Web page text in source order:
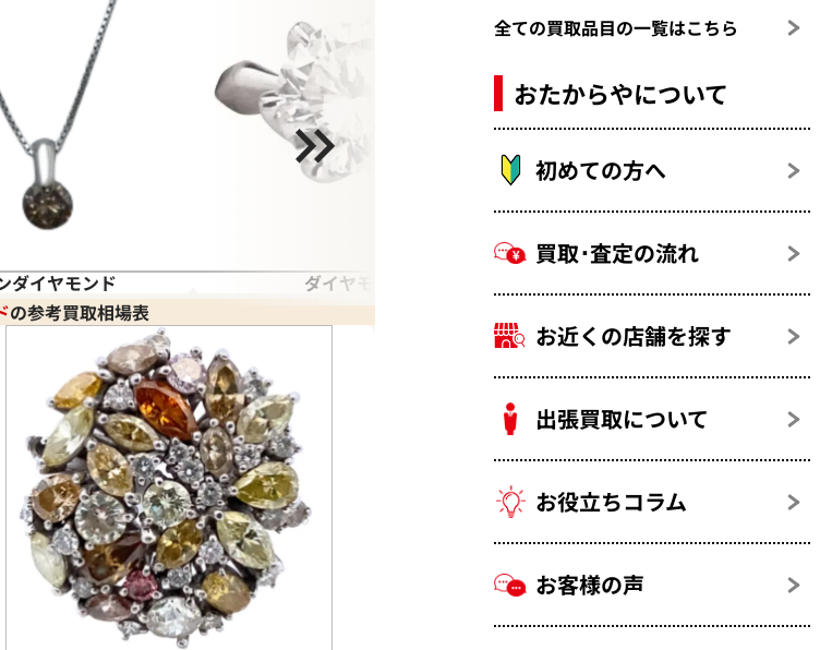
ダイヤモンド ダイヤモンド
の参考買取相場表
全ての買取品目の一覧はこちら
おたからやについて
初めての方へ
買取･査定の流れ
お近くの店舗を探す
出張買取について
お役立ちコラム
お客様の声